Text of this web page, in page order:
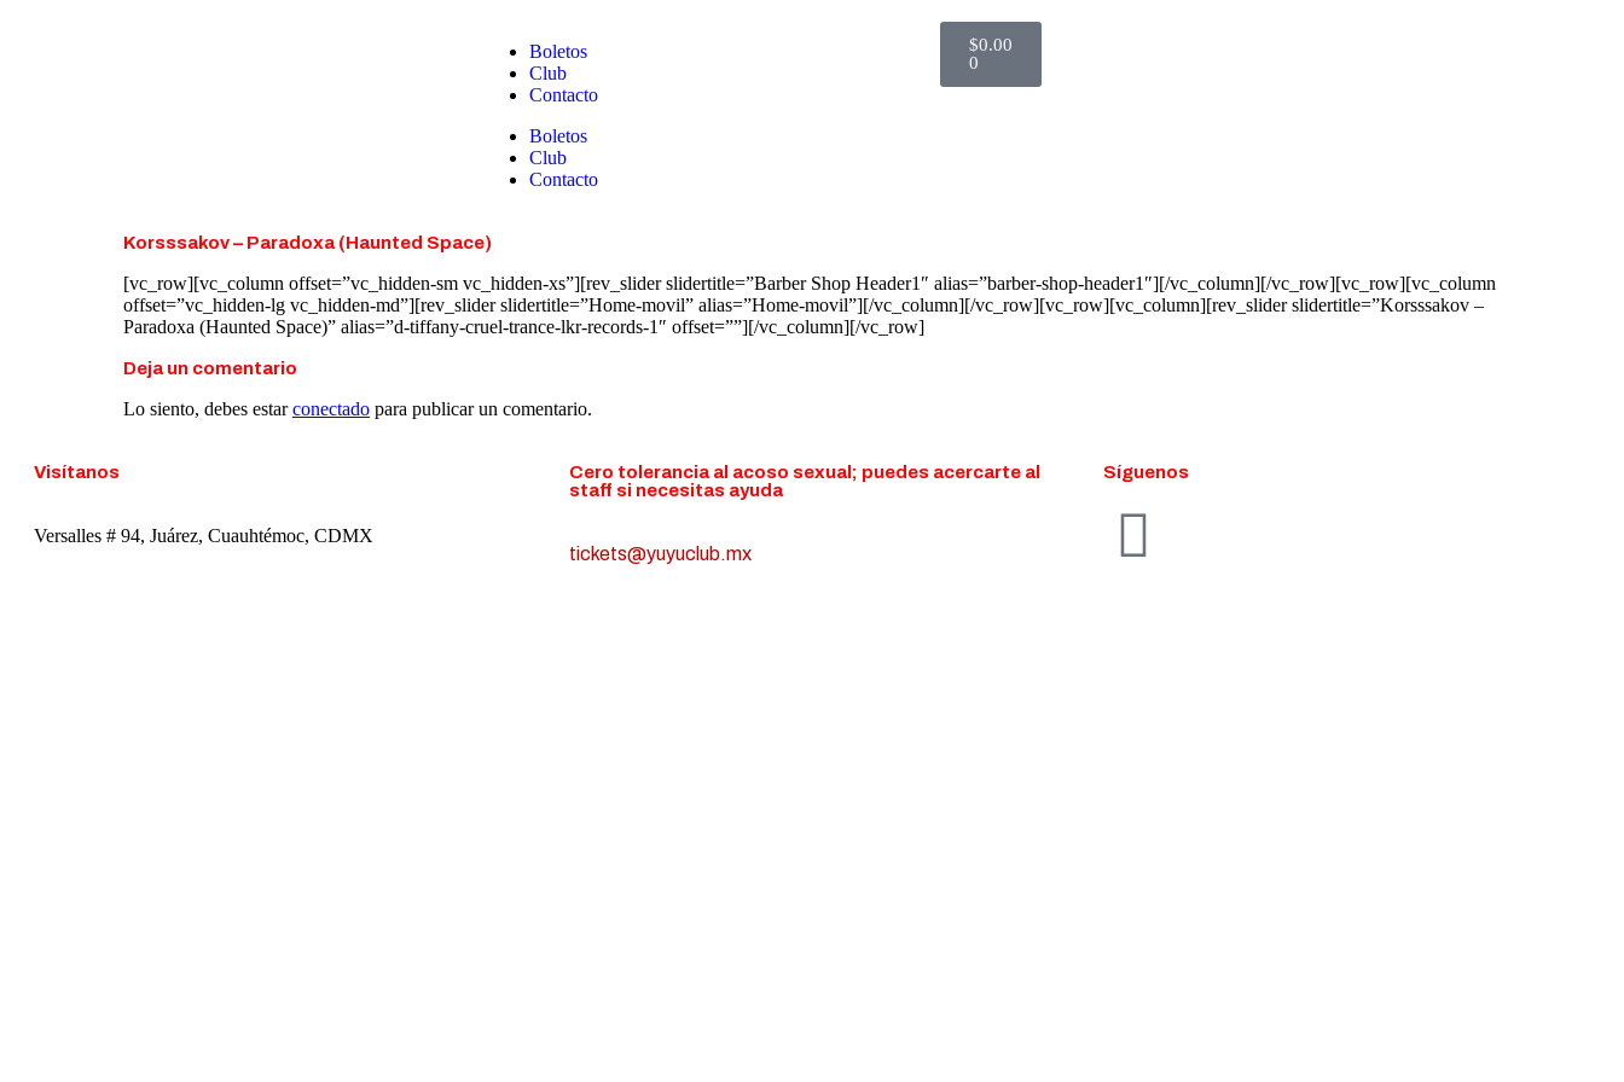
Boletos
Club
Contacto
Boletos
Club
Contacto
$0.00
0
Korsssakov – Paradoxa (Haunted Space)
[vc_row][vc_column offset=”vc_hidden-sm vc_hidden-xs”][rev_slider slidertitle=”Barber Shop Header1″ alias=”barber-shop-header1″][/vc_column][/vc_row][vc_row][vc_column
offset=”vc_hidden-lg vc_hidden-md”][rev_slider slidertitle=”Home-movil” alias=”Home-movil”][/vc_column][/vc_row][vc_row][vc_column][rev_slider slidertitle=”Korsssakov –
Paradoxa (Haunted Space)” alias=”d-tiffany-cruel-trance-lkr-records-1″ offset=””][/vc_column][/vc_row]
Deja un comentario
Lo siento, debes estarconectado para publicar un comentario.
Visítanos
Versalles # 94, Juárez, Cuauhtémoc, CDMX
Cero tolerancia al acoso sexual; puedes acercarte al
staff si necesitas ayuda
tickets@yuyuclub.mx
Síguenos